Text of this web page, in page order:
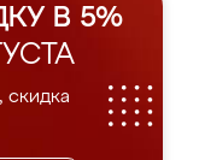
В 5%
скидка